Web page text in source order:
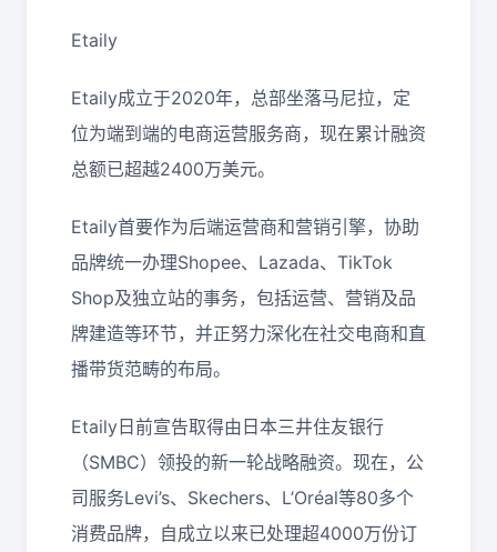
Etaily
Etaily成立于2020年，总部坐落马尼拉，定
位为端到端的电商运营服务商，现在累计融资
总额已超越2400万美元。
Etaily首要作为后端运营商和营销引擎，协助
品牌统一办理Shopee、Lazada、TikTok
Shop及独立站的事务，包括运营、营销及品
牌建造等环节，并正努力深化在社交电商和直
播带货范畴的布局。
Etaily日前宣告取得由日本三井住友银行
（SMBC）领投的新一轮战略融资。现在，公
司服务Levi’s、Skechers、L’Oréal等80多个
消费品牌，自成立以来已处理超4000万份订